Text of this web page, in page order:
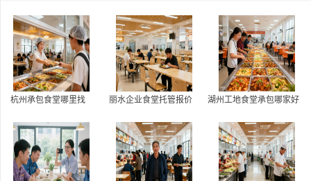
杭州承包食堂哪里找 丽水企业食堂托管报价 湖州工地食堂承包哪家好